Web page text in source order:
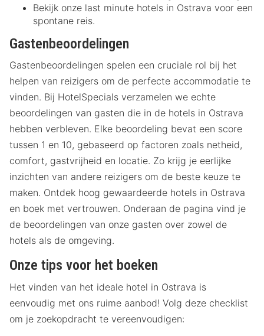
Bekijk onze last minute hotels in Ostrava voor een
spontane reis.
Gastenbeoordelingen
Gastenbeoordelingen spelen een cruciale rol bij het
helpen van reizigers om de perfecte accommodatie te
vinden. Bij HotelSpecials verzamelen we echte
beoordelingen van gasten die in de hotels in Ostrava
hebben verbleven. Elke beoordeling bevat een score
tussen 1 en 10, gebaseerd op factoren zoals netheid,
comfort, gastvrijheid en locatie. Zo krijg je eerlijke
inzichten van andere reizigers om de beste keuze te
maken. Ontdek hoog gewaardeerde hotels in Ostrava
en boek met vertrouwen. Onderaan de pagina vind je
de beoordelingen van onze gasten over zowel de
hotels als de omgeving.
Onze tips voor het boeken
Het vinden van het ideale hotel in Ostrava is
eenvoudig met ons ruime aanbod! Volg deze checklist
om je zoekopdracht te vereenvoudigen: